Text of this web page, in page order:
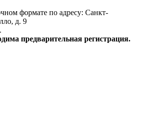
формате по адресу: Санкт-
д. 9
предварительная регистрация.